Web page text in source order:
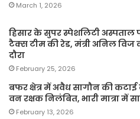
March 1, 2026
हिसार के सुपर स्पेशलिटी
टैक्स टीम की रेड, मंत्री अनिल
दौरा
February 25, 2026
बफर क्षेत्र में अवैध सागौन की
वन रक्षक निलंबित, भारी मात्रा में
February 13, 2026